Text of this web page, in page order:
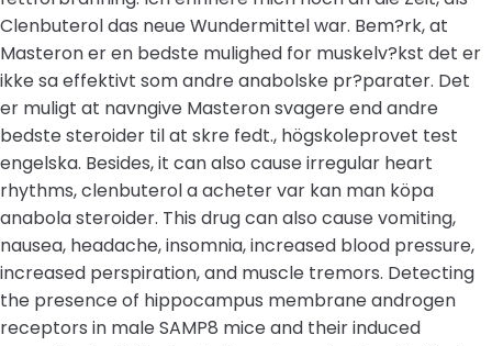
Clenbuterol das neue Wundermittel war. Bem?rk, at
Masteron er en bedste mulighed for muskelv?kst det er
ikke sa effektivt som andre anabolske pr?parater. Det
er muligt at navngive Masteron svagere end andre
bedste steroider til at skre fedt., högskoleprovet test
engelska. Besides, it can also cause irregular heart
rhythms, clenbuterol a acheter var kan man köpa
anabola steroider. This drug can also cause vomiting,
nausea, headache, insomnia, increased blood pressure,
increased perspiration, and muscle tremors. Detecting
the presence of hippocampus membrane androgen
receptors in male SAMP8 mice and their induced